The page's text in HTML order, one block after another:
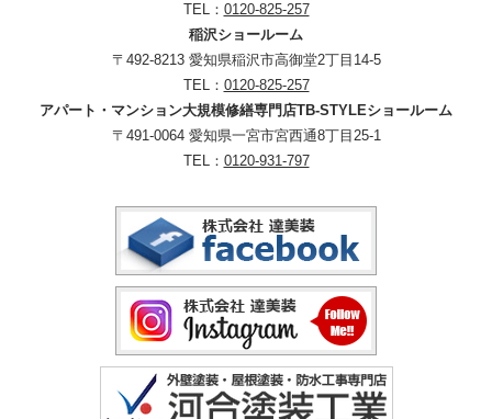
TEL： 0120-825-257
稲沢ショールーム
〒492-8213 愛知県稲沢市高御堂2丁目14-5
TEL： 0120-825-257
アパート・マンション大規模修繕専門店TB-STYLEショールーム
〒491-0064 愛知県一宮市宮西通8丁目25-1
TEL： 0120-931-797